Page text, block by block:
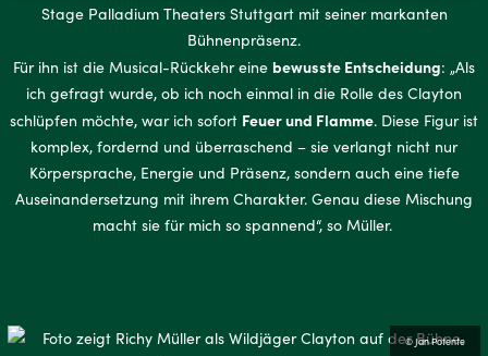
Stage Palladium Theaters Stuttgart mit seiner markanten
Bühnenpräsenz.
Für ihn ist die Musical-Rückkehr eine bewusste Entscheidung: „Als
ich gefragt wurde, ob ich noch einmal in die Rolle des Clayton
schlüpfen möchte, war ich sofort Feuer und Flamme. Diese Figur ist
komplex, fordernd und überraschend – sie verlangt nicht nur
Körpersprache, Energie und Präsenz, sondern auch eine tiefe
Auseinandersetzung mit ihrem Charakter. Genau diese Mischung
macht sie für mich so spannend“, so Müller.
© Jan Potente